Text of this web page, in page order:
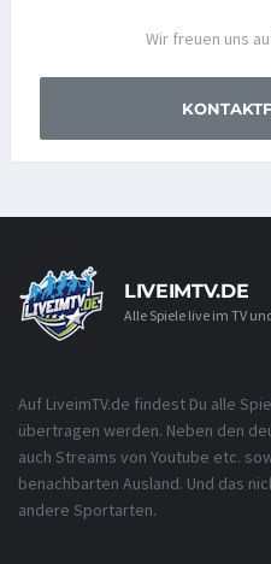
Wir freuen uns
LIVEIMTV.DE
Alle Spiele live im TV
Auf LiveimTV.de findest Du alle
übertragen werden. Neben den
auch Streams von Youtube etc.
benachbarten Ausland. Und das
andere Sportarten.